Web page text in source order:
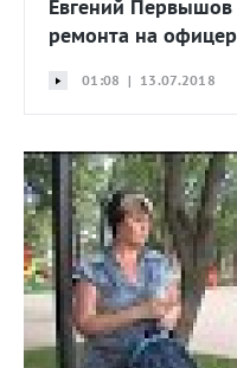
Евгений Первышов
ремонта на
01:08 | 13.07.2018